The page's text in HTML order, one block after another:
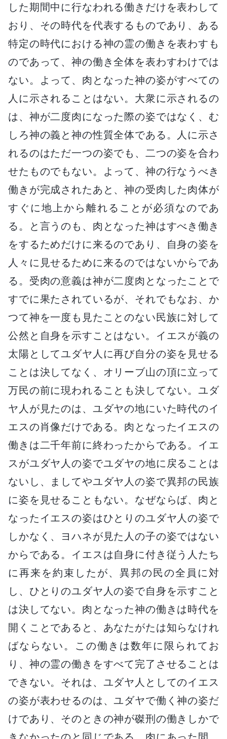
した期間中に行なわれる働きだけを表わして
おり、その時代を代表するものであり、ある
特定の時代における神の霊の働きを表わすも
のであって、神の働き全体を表わすわけでは
ない。よって、肉となった神の姿がすべての
人に示されることはない。大衆に示されるの
は、神が二度肉になった際の姿ではなく、む
しろ神の義と神の性質全体である。人に示さ
れるのはただ一つの姿でも、二つの姿を合わ
せたものでもない。よって、神の行なうべき
働きが完成されたあと、神の受肉した肉体が
すぐに地上から離れることが必須なのであ
る。と言うのも、肉となった神はすべき働き
をするためだけに来るのであり、自身の姿を
人々に見せるために来るのではないからであ
る。受肉の意義は神が二度肉となったことで
すでに果たされているが、それでもなお、か
つて神を一度も見たことのない民族に対して
公然と自身を示すことはない。イエスが義の
太陽としてユダヤ人に再び自分の姿を見せる
ことは決してなく、オリーブ山の頂に立って
万民の前に現われることも決してない。ユダ
ヤ人が見たのは、ユダヤの地にいた時代のイ
エスの肖像だけである。肉となったイエスの
働きは二千年前に終わったからである。イエ
スがユダヤ人の姿でユダヤの地に戻ることは
ないし、ましてやユダヤ人の姿で異邦の民族
に姿を見せることもない。なぜならば、肉と
なったイエスの姿はひとりのユダヤ人の姿で
しかなく、ヨハネが見た人の子の姿ではない
からである。イエスは自身に付き従う人たち
に再来を約束したが、異邦の民の全員に対
し、ひとりのユダヤ人の姿で自身を示すこと
は決してない。肉となった神の働きは時代を
開くことであると、あなたがたは知らなけれ
ばならない。この働きは数年に限られてお
り、神の霊の働きをすべて完了させることは
できない。それは、ユダヤ人としてのイエス
の姿が表わせるのは、ユダヤで働く神の姿だ
けであり、そのときの神が磔刑の働きしかで